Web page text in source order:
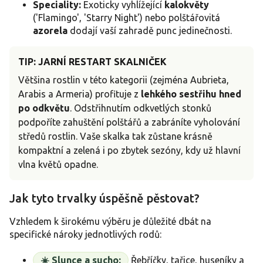
Speciality: Exoticky vyhlížející kalokvěty
('Flamingo', 'Starry Night') nebo polštářovitá
azorela dodají vaší zahradě punc jedinečnosti.
TIP: JARNÍ RESTART SKALNIČEK
Většina rostlin v této kategorii (zejména Aubrieta,
Arabis a Armeria) profituje z lehkého sestřihu hned
po odkvětu. Odstřihnutím odkvetlých stonků
podpoříte zahuštění polštářů a zabráníte vyholování
středů rostlin. Vaše skalka tak zůstane krásně
kompaktní a zelená i po zbytek sezóny, kdy už hlavní
vlna květů opadne.
Jak tyto trvalky úspěšně pěstovat?
Vzhledem k širokému výběru je důležité dbát na
specifické nároky jednotlivých rodů:
☀️ Slunce a sucho: Řebříčky, tařice, huseníky a